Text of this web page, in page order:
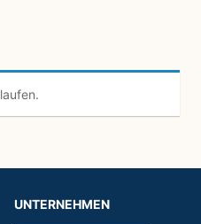
UNTERNEHMEN